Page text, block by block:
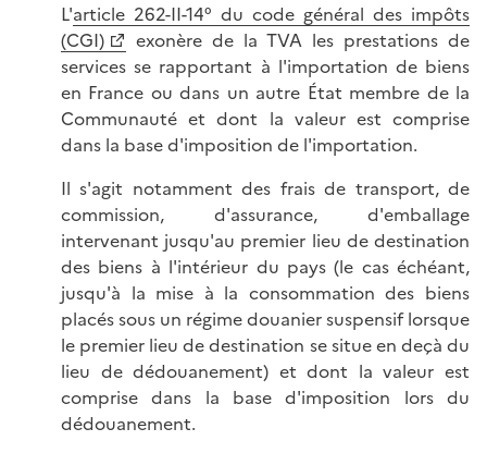
L'article 262-II-14° du code général des impôts
(CGI)
exonère de la TVA les prestations de
services se rapportant à l'importation de biens
en France ou dans un autre État membre de la
Communauté et dont la valeur est comprise
dans la base d'imposition de l'importation.
Il s'agit notamment des frais de transport, de
commission, d'assurance, d'emballage
intervenant jusqu'au premier lieu de destination
des biens à l'intérieur du pays (le cas échéant,
jusqu'à la mise à la consommation des biens
placés sous un régime douanier suspensif lorsque
le premier lieu de destination se situe en deçà du
lieu de dédouanement) et dont la valeur est
comprise dans la base d'imposition lors du
dédouanement.